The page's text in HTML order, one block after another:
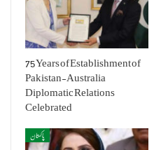
75 Years of Establishment of
Pakistan-Australia
Diplomatic Relations
Celebrated
پاکستان